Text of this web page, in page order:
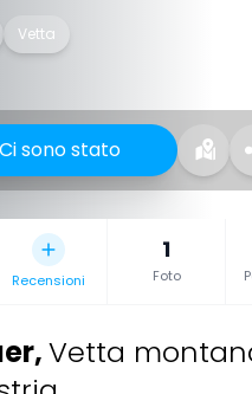
Vetta
Ci sono stato
Recensioni
1
Foto
,Vetta